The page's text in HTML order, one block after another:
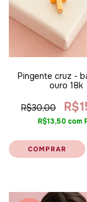
Pingente cruz -
ouro 18k
R$30,00
R$13,50 com